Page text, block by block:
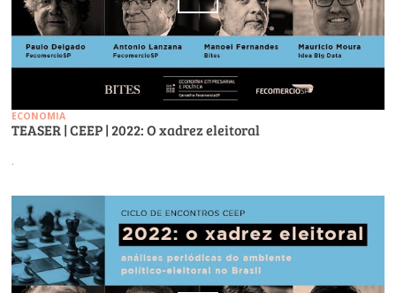
ECONOMIA
TEASER | CEEP | 2022: O xadrez eleitoral
.